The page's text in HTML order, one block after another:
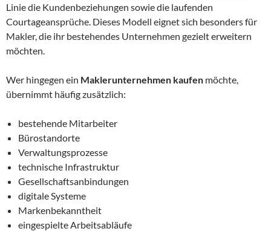
Linie die Kundenbeziehungen sowie die laufenden
Courtageansprüche. Dieses Modell eignet sich besonders für
Makler, die ihr bestehendes Unternehmen gezielt erweitern
möchten.
Wer hingegen ein Maklerunternehmen kaufen möchte,
übernimmt häufig zusätzlich:
bestehende Mitarbeiter
Bürostandorte
Verwaltungsprozesse
technische Infrastruktur
Gesellschaftsanbindungen
digitale Systeme
Markenbekanntheit
eingespielte Arbeitsabläufe